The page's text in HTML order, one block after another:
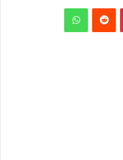
بينتيريست واتساب